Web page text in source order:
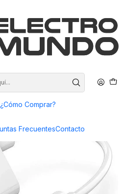
¿Cómo Comprar?
FrecuentesContacto
EN 3 CUOTAS SIN INTERES
Accesorios
iPhone / iOS/ iPad TL-113 -